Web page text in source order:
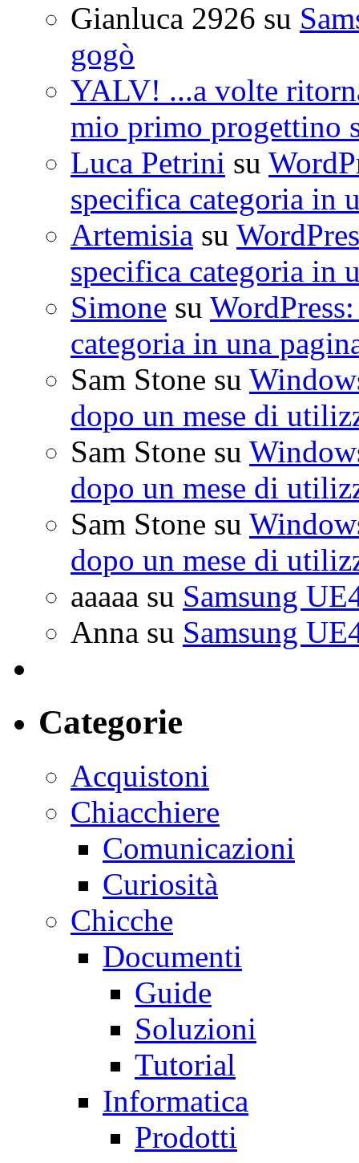
Gianluca 2926 su
gogò
YALV! ...a volte
mio primo progettino
Luca Petrini su
specifica categoria in
Artemisia su
specifica categoria in
Simone su
categoria in una
Sam Stone su
dopo un mese di
Sam Stone su
dopo un mese di
Sam Stone su
dopo un mese di
aaaaa su Samsung
Anna su Samsung
Categorie
Acquistoni
Chiacchiere
Comunicazioni
Curiosità
Chicche
Documenti
Guide
Soluzioni
Tutorial
Informatica
Prodotti